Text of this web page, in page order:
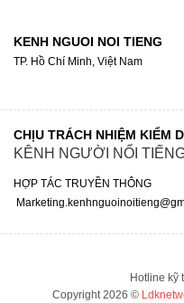
KENH NGUOI NOI TIENG
TP. Hồ Chí Minh, Việt Nam
CHỊU TRÁCH NHIỆM KIỂM
KÊNH NGƯỜI NỔI
HỢP TÁC TRUYỀN THÔNG
Hotline kỹ
Copyright 2026 ©